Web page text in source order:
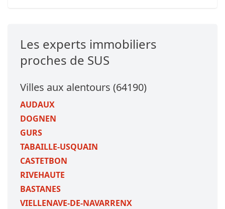
Les experts immobiliers
proches de SUS
Villes aux alentours (64190)
AUDAUX
DOGNEN
GURS
TABAILLE-USQUAIN
CASTETBON
RIVEHAUTE
BASTANES
VIELLENAVE-DE-NAVARRENX